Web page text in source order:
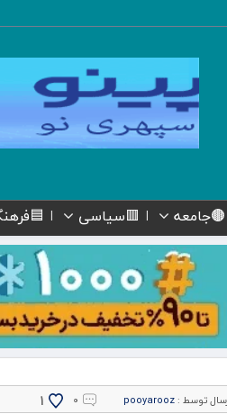
🟤جامعه 🟥سیاسی
توسط : pooyarooz ۰ 1